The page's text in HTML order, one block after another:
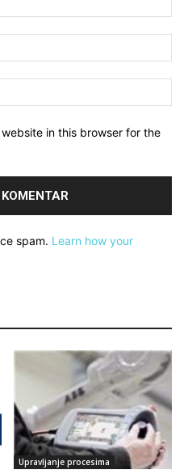
in this browser for the
spam. Learn how your
Upravljanje procesima